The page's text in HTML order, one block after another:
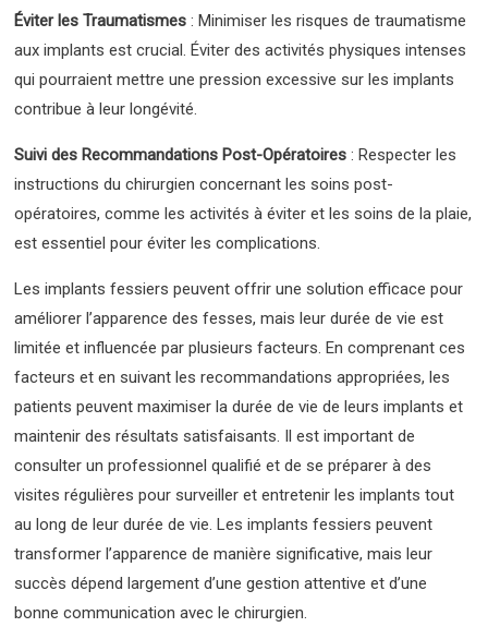
Éviter les Traumatismes : Minimiser les risques de traumatisme
aux implants est crucial. Éviter des activités physiques intenses
qui pourraient mettre une pression excessive sur les implants
contribue à leur longévité.
Suivi des Recommandations Post-Opératoires : Respecter les
instructions du chirurgien concernant les soins post-
opératoires, comme les activités à éviter et les soins de la plaie,
est essentiel pour éviter les complications.
Les implants fessiers peuvent offrir une solution efficace pour
améliorer l’apparence des fesses, mais leur durée de vie est
limitée et influencée par plusieurs facteurs. En comprenant ces
facteurs et en suivant les recommandations appropriées, les
patients peuvent maximiser la durée de vie de leurs implants et
maintenir des résultats satisfaisants. Il est important de
consulter un professionnel qualifié et de se préparer à des
visites régulières pour surveiller et entretenir les implants tout
au long de leur durée de vie. Les implants fessiers peuvent
transformer l’apparence de manière significative, mais leur
succès dépend largement d’une gestion attentive et d’une
bonne communication avec le chirurgien.